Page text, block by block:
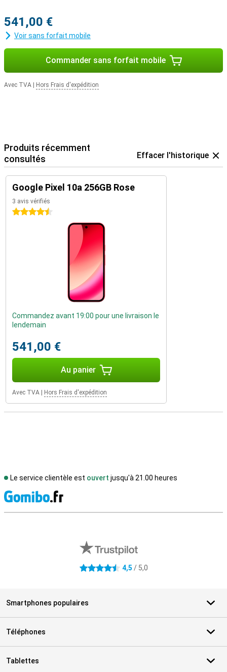
541,00 €
Voir sans forfait mobile
Commander sans forfait mobile
Avec TVA Hors Frais d'expédition
Produits récemment
consultés
Effacer l'historique
Google Pixel 10a 256GB Rose
3 avis vérifiés
4.5 étoiles
Commandez avant 19:00 pour une livraison le
lendemain
541,00 €
Au panier
Avec TVA Hors Frais d'expédition
Le service clientèle est ouvert jusqu'à 21.00 heures
4.5 étoiles 4,5 / 5,0
Smartphones populaires
Téléphones
Tablettes